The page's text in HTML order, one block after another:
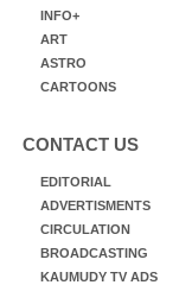
INFO+
ART
ASTRO
CARTOONS
CONTACT US
EDITORIAL
ADVERTISMENTS
CIRCULATION
BROADCASTING
KAUMUDY TV ADS